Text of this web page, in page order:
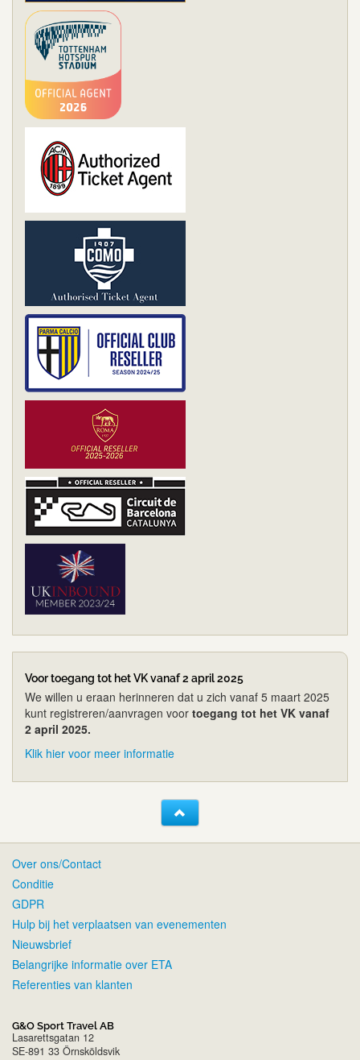
Voor toegang tot het VK vanaf 2 april 2025
We willen u eraan herinneren dat u zich vanaf 5 maart 2025
kunt registreren/aanvragen voor toegang tot het VK vanaf
2 april 2025.
Klik hier voor meer informatie
Over ons/Contact
Conditie
GDPR
Hulp bij het verplaatsen van evenementen
Nieuwsbrief
Belangrijke informatie over ETA
Referenties van klanten
G&O Sport Travel AB
Lasarettsgatan 12
SE-891 33 Örnsköldsvik